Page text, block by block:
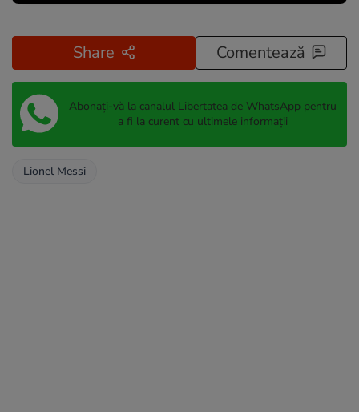
Share Comentează
Abonați-vă la canalul Libertatea de WhatsApp pentru
a fi la curent cu ultimele informații
Lionel Messi